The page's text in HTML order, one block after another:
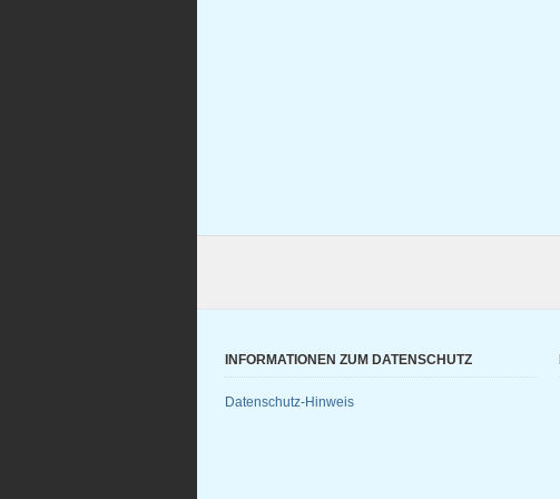
INFORMATIONEN ZUM DATENSCHUTZ
Datenschutz-Hinweis